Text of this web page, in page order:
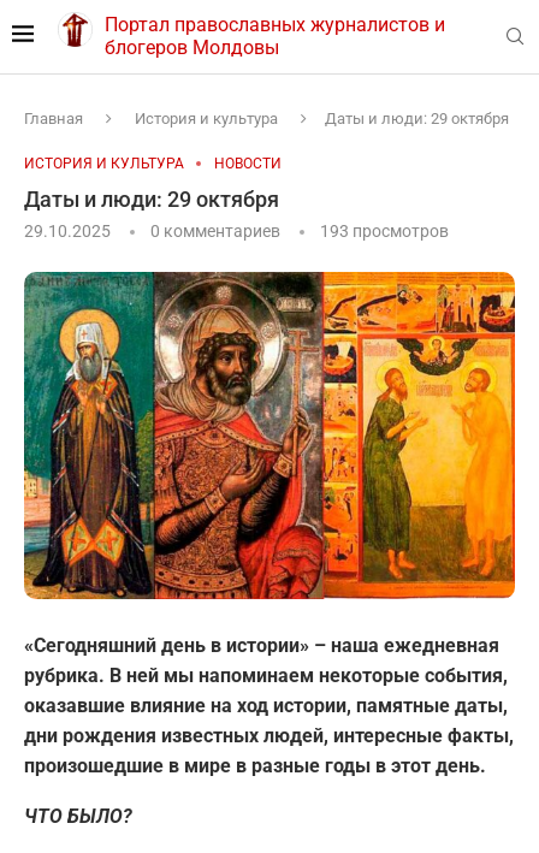
Портал православных журналистов и
блогеров Молдовы
Главная История и культура Даты и люди: 29 октября
ИСТОРИЯ И КУЛЬТУРА НОВОСТИ
Даты и люди: 29 октября
29.10.2025 0 комментариев 193 просмотров
«Сегодняшний день в истории» – наша ежедневная
рубрика. В ней мы напоминаем некоторые события,
оказавшие влияние на ход истории, памятные даты,
дни рождения известных людей, интересные факты,
произошедшие в мире в разные годы в этот день.
ЧТО БЫЛО?